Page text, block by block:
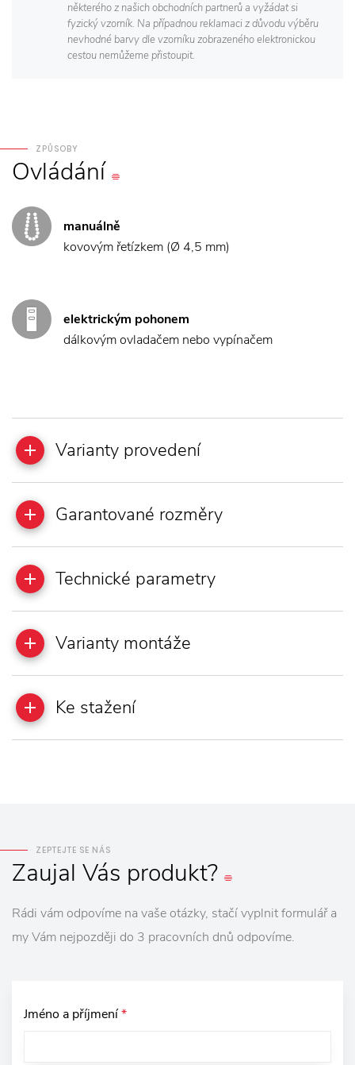
některého z našich obchodních partnerů a vyžádat si
fyzický vzorník. Na případnou reklamaci z důvodu výběru
nevhodné barvy dle vzorníku zobrazeného elektronickou
cestou nemůžeme přistoupit.
ZPŮSOBY
Ovládání
manuálně
kovovým řetízkem (Ø 4,5 mm)
elektrickým pohonem
dálkovým ovladačem nebo vypínačem
Varianty provedení
Garantované rozměry
Technické parametry
Varianty montáže
Ke stažení
ZEPTEJTE SE NÁS
Zaujal Vás produkt?
Rádi vám odpovíme na vaše otázky, stačí vyplnit formulář a
my Vám nejpozději do 3 pracovních dnů odpovíme.
Jméno a příjmení*